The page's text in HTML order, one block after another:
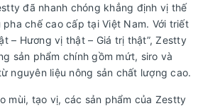
đã nhanh chóng khẳng định vị thế
chế cao cấp tại Việt Nam. Với triết
– Hương vị thật – Giá trị thật”, Zestty
sản phẩm chính gồm mứt, siro và
nguyên liệu nông sản chất lượng cao.
mùi, tạo vị, các sản phẩm của Zestty